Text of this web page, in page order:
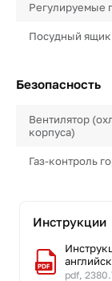
Регулируемые
Посудный ящик
Безопасность
Вентилятор
корпуса)
Газ-контроль
Инструкции
pdf,